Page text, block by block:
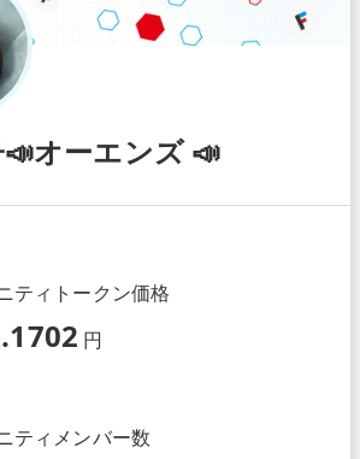
オーエンズ 📣
ティトークン価格
円
ティメンバー数